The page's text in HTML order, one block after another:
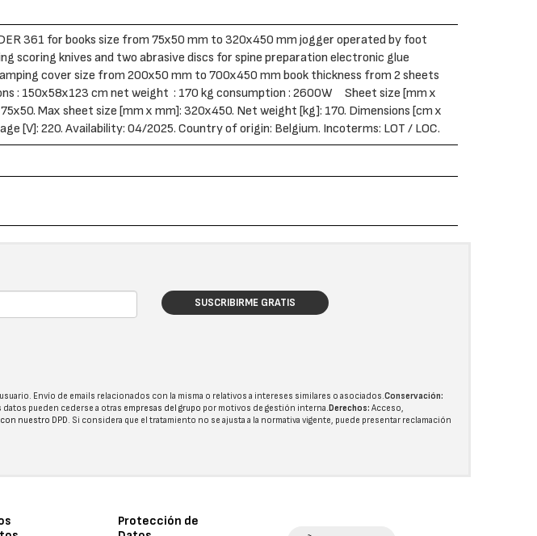
361 for books size from 75x50 mm to 320x450 mm jogger operated by foot
scoring knives and two abrasive discs for spine preparation electronic glue
cover size from 200x50 mm to 700x450 mm book thickness from 2 sheets
: 150x58x123 cm net weight : 170 kg consumption : 2600W Sheet size [mm x
Max sheet size [mm x mm]: 320x450. Net weight [kg]: 170. Dimensions [cm x
[V]: 220. Availability: 04/2025. Country of origin: Belgium. Incoterms: LOT / LOC.
SUSCRIBIRME GRATIS
Envío de emails relacionados con la misma o relativos a intereses similares o asociados.Conservación:
datos pueden cederse a otras empresas del grupo por motivos de gestión interna.Derechos: Acceso,
nuestro DPD. Si considera que el tratamiento no se ajusta a la normativa vigente, puede presentar reclamación
Protección de